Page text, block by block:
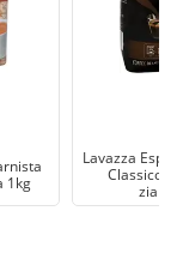
1kg
Lavazza
Classico